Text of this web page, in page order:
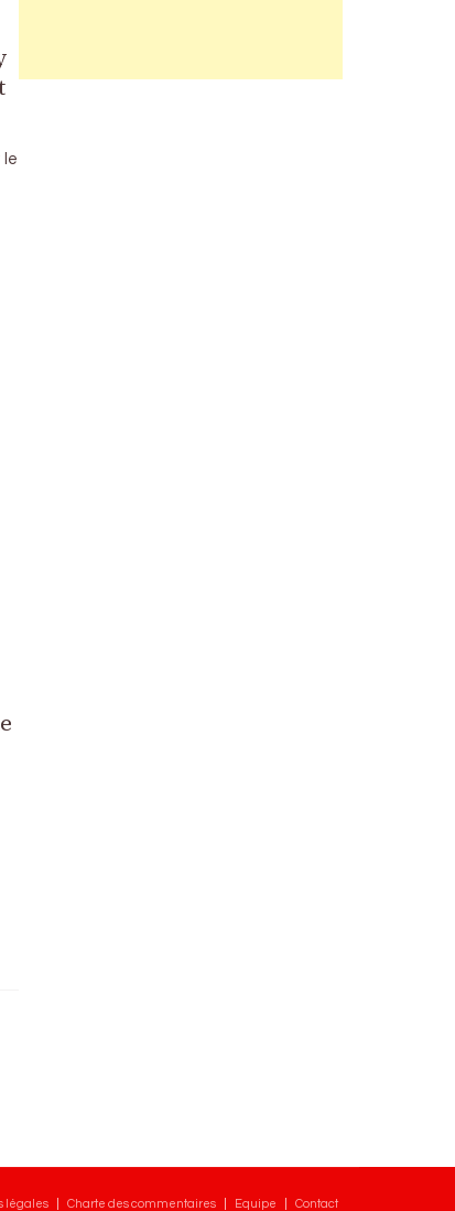
le
légales Charte des commentaires Equipe Contact